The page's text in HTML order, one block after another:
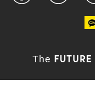
The FUTURE